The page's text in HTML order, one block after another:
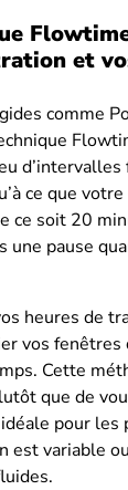
et
comme
ce que
ce soit 20
une pause
heures de
vos fenêtres
Cette
que de
pour les
est variable